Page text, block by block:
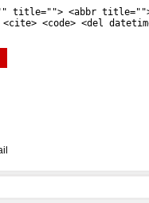
title=""> <abbr title="">
<code> <del